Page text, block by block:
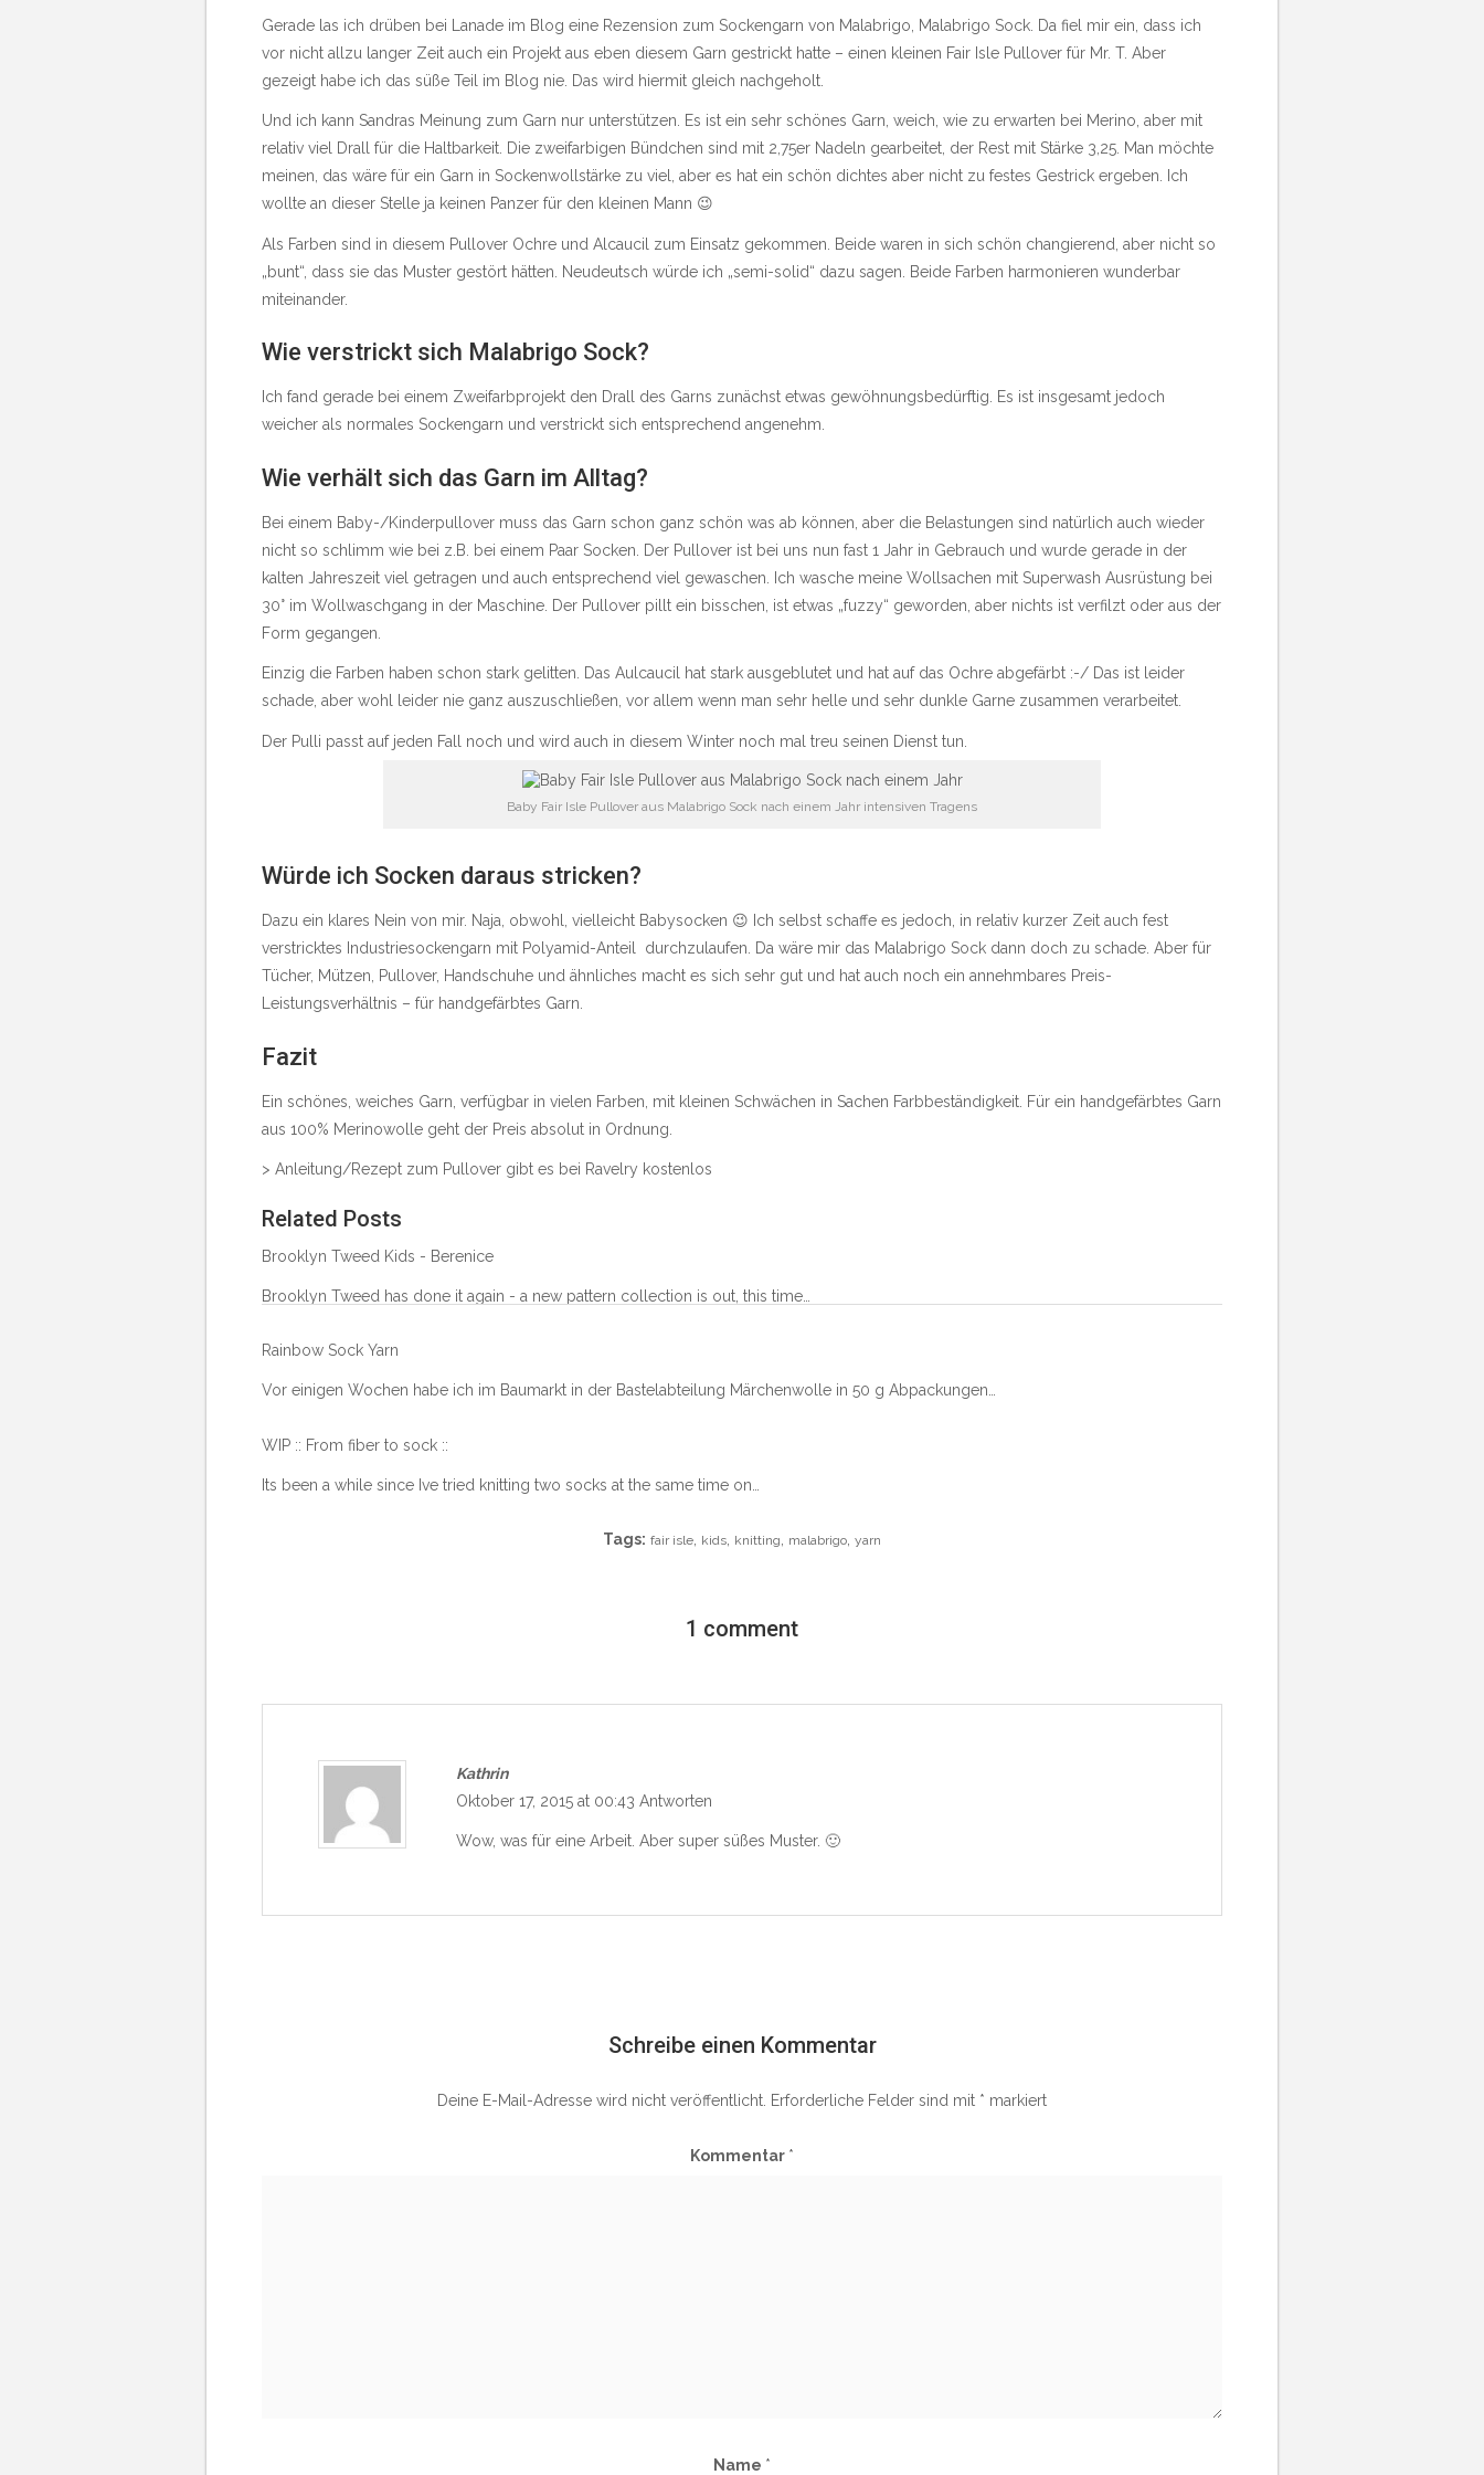
Gerade las ich drüben bei Lanade im Blog eine Rezension zum Sockengarn von Malabrigo, Malabrigo Sock. Da fiel mir ein, dass ich
vor nicht allzu langer Zeit auch ein Projekt aus eben diesem Garn gestrickt hatte – einen kleinen Fair Isle Pullover für Mr. T. Aber
gezeigt habe ich das süße Teil im Blog nie. Das wird hiermit gleich nachgeholt.
Und ich kann Sandras Meinung zum Garn nur unterstützen. Es ist ein sehr schönes Garn, weich, wie zu erwarten bei Merino, aber mit
relativ viel Drall für die Haltbarkeit. Die zweifarbigen Bündchen sind mit 2,75er Nadeln gearbeitet, der Rest mit Stärke 3,25. Man möchte
meinen, das wäre für ein Garn in Sockenwollstärke zu viel, aber es hat ein schön dichtes aber nicht zu festes Gestrick ergeben. Ich
wollte an dieser Stelle ja keinen Panzer für den kleinen Mann 😉
Als Farben sind in diesem Pullover Ochre und Alcaucil zum Einsatz gekommen. Beide waren in sich schön changierend, aber nicht so
„bunt“, dass sie das Muster gestört hätten. Neudeutsch würde ich „semi-solid“ dazu sagen. Beide Farben harmonieren wunderbar
miteinander.
Wie verstrickt sich Malabrigo Sock?
Ich fand gerade bei einem Zweifarbprojekt den Drall des Garns zunächst etwas gewöhnungsbedürftig. Es ist insgesamt jedoch
weicher als normales Sockengarn und verstrickt sich entsprechend angenehm.
Wie verhält sich das Garn im Alltag?
Bei einem Baby-/Kinderpullover muss das Garn schon ganz schön was ab können, aber die Belastungen sind natürlich auch wieder
nicht so schlimm wie bei z.B. bei einem Paar Socken. Der Pullover ist bei uns nun fast 1 Jahr in Gebrauch und wurde gerade in der
kalten Jahreszeit viel getragen und auch entsprechend viel gewaschen. Ich wasche meine Wollsachen mit Superwash Ausrüstung bei
30° im Wollwaschgang in der Maschine. Der Pullover pillt ein bisschen, ist etwas „fuzzy“ geworden, aber nichts ist verfilzt oder aus der
Form gegangen.
Einzig die Farben haben schon stark gelitten. Das Aulcaucil hat stark ausgeblutet und hat auf das Ochre abgefärbt :-/ Das ist leider
schade, aber wohl leider nie ganz auszuschließen, vor allem wenn man sehr helle und sehr dunkle Garne zusammen verarbeitet.
Der Pulli passt auf jeden Fall noch und wird auch in diesem Winter noch mal treu seinen Dienst tun.
Baby Fair Isle Pullover aus Malabrigo Sock nach einem Jahr intensiven Tragens
Würde ich Socken daraus stricken?
Dazu ein klares Nein von mir. Naja, obwohl, vielleicht Babysocken 😉 Ich selbst schaffe es jedoch, in relativ kurzer Zeit auch fest
verstricktes Industriesockengarn mit Polyamid-Anteil durchzulaufen. Da wäre mir das Malabrigo Sock dann doch zu schade. Aber für
Tücher, Mützen, Pullover, Handschuhe und ähnliches macht es sich sehr gut und hat auch noch ein annehmbares Preis-
Leistungsverhältnis – für handgefärbtes Garn.
Fazit
Ein schönes, weiches Garn, verfügbar in vielen Farben, mit kleinen Schwächen in Sachen Farbbeständigkeit. Für ein handgefärbtes Garn
aus 100% Merinowolle geht der Preis absolut in Ordnung.
> Anleitung/Rezept zum Pullover gibt es bei Ravelry kostenlos
Related Posts
Brooklyn Tweed Kids - Berenice
Brooklyn Tweed has done it again - a new pattern collection is out, this time…
Rainbow Sock Yarn
Vor einigen Wochen habe ich im Baumarkt in der Bastelabteilung Märchenwolle in 50 g Abpackungen…
WIP :: From fiber to sock ::
Its been a while since Ive tried knitting two socks at the same time on…
Tags: fair isle kids knitting malabrigo yarn
1 comment
Kathrin
Oktober 17, 2015 at 00:43 Antworten
Wow, was für eine Arbeit. Aber super süßes Muster. 🙂
Schreibe einen Kommentar
Deine E-Mail-Adresse wird nicht veröffentlicht. Erforderliche Felder sind mit * markiert
Kommentar *
Name *